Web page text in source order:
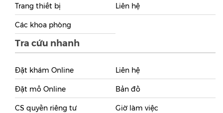
Trang thiết bị
Các khoa phòng
Liên hệ
Tra cứu nhanh
Đặt khám Online
Đặt mổ Online
CS quyền riêng tư
Liên hệ
Bản đồ
Giờ làm việc